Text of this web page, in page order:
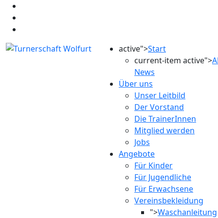
active">Start
current-item active">
News
Über uns
Unser Leitbild
Der Vorstand
Die TrainerInnen
Mitglied werden
Jobs
Angebote
Für Kinder
Für Jugendliche
Für Erwachsene
Vereinsbekleidung
">Waschanleitung